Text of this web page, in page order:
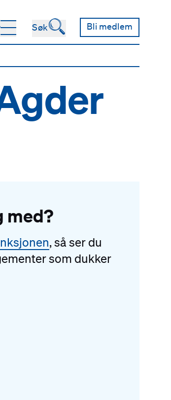
Søk🔍 Bli medlem
med?
, så ser du
som dukker